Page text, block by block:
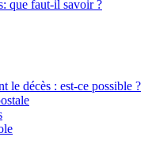
que faut-il savoir ?
le décès : est-ce possible ?